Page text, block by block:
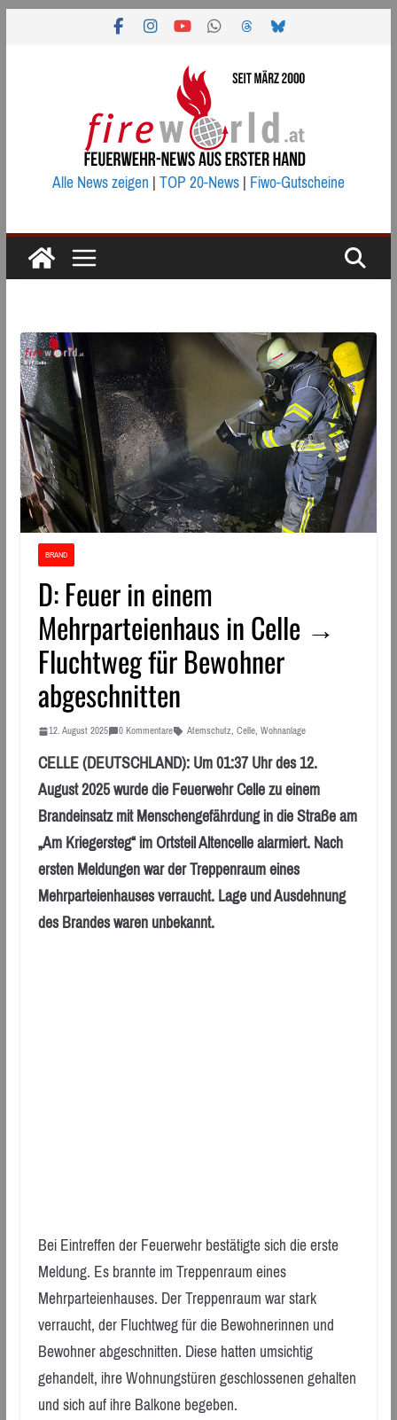
Alle News zeigen|TOP 20-News|Fiwo-Gutscheine
BRAND
D: Feuer in einem
Mehrparteienhaus in Celle →
Fluchtweg für Bewohner
abgeschnitten
12. August 2025 0 Kommentare Atemschutz, Celle, Wohnanlage
CELLE (DEUTSCHLAND): Um 01:37 Uhr des 12.
August 2025 wurde die Feuerwehr Celle zu einem
Brandeinsatz mit Menschengefährdung in die Straße am
„Am Kriegersteg“ im Ortsteil Altencelle alarmiert. Nach
ersten Meldungen war der Treppenraum eines
Mehrparteienhauses verraucht. Lage und Ausdehnung
des Brandes waren unbekannt.
Bei Eintreffen der Feuerwehr bestätigte sich die erste
Meldung. Es brannte im Treppenraum eines
Mehrparteienhauses. Der Treppenraum war stark
verraucht, der Fluchtweg für die Bewohnerinnen und
Bewohner abgeschnitten. Diese hatten umsichtig
gehandelt, ihre Wohnungstüren geschlossenen gehalten
und sich auf ihre Balkone begeben.